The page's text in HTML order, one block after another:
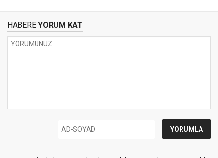
HABERE YORUM KAT